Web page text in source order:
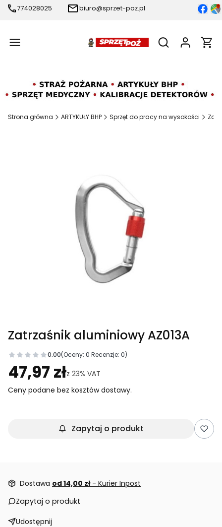
774028025 biuro@sprzet-poz.pl
Otwórz
Strona główna ARTYKUŁY BHP Sprzęt do pracy na wysokości
Zatrzaśnik aluminiowy AZ013A
0.00(Oceny: 0 Recenzje: 0)
Przejdź do sekcji Opinie
47,97 złz 23% VAT
Ceny podane bez kosztów dostawy.
Zapytaj o produkt
Dostawa od 14,00 zł - Kurier Inpost
Zapytaj o produkt
Udostępnij